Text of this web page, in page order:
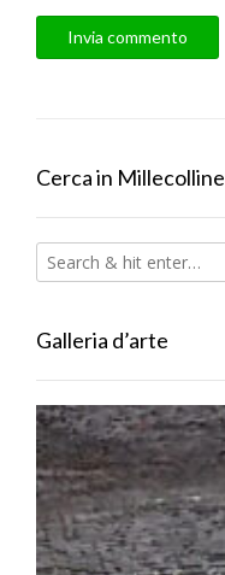
Cerca in Millecolline
Galleria d’arte